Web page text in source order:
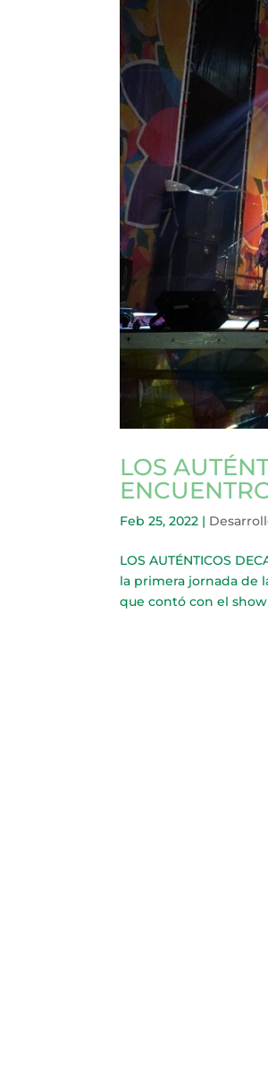
LOS
Feb 25, 2022 |
LOS AUTÉNTICOS
la primera jornada de
que contó con el